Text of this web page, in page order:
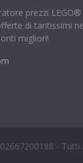
prezzi LEGO®
di tantissimi
migliori!
-